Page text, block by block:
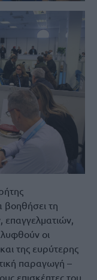
βοηθήσει τη
οι
της ευρύτερης
παραγωγή –
επισκέπτες του